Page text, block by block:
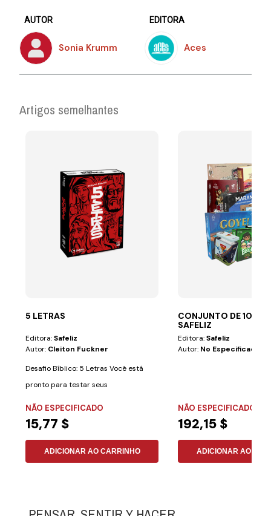
AUTOR
Sonia Krumm
EDITORA
Aces
Artigos semelhantes
5 LETRAS
Editora:Safeliz
Autor: Cleiton Fuckner
Desafio Bíblico: 5 Letras Você está
pronto para testar seus
NÃO ESPECIFICADO
15,77 $
ADICIONAR AO CARRINHO
CONJUNTO DE 10
SAFELIZ
Editora:Safeliz
Autor: No Especificado
NÃO ESPECIFICADO
192,15 $
ADICIONAR AO